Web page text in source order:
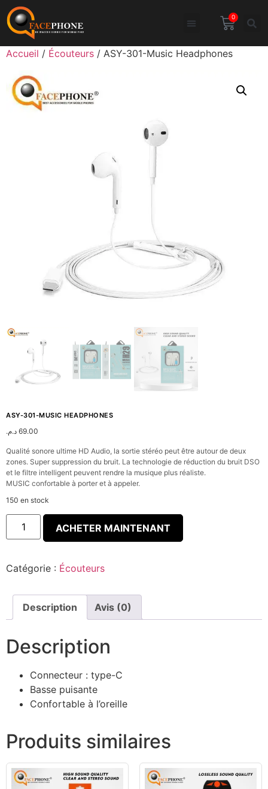
0
Accueil / Écouteurs / ASY-301-Music Headphones
ASY-301-MUSIC HEADPHONES
69.00 د.م.
Qualité sonore ultime HD Audio, la sortie stéréo peut être autour de deux
zones. Super suppression du bruit. La technologie de réduction du bruit DSO
et le filtre intelligent peuvent rendre la musique plus réaliste.
MUSIC confortable à porter et à appeler.
150 en stock
ACHETER MAINTENANT
Catégorie : Écouteurs
Description Avis (0)
Description
Connecteur : type-C
Basse puisante
Confortable à l’oreille
Produits similaires